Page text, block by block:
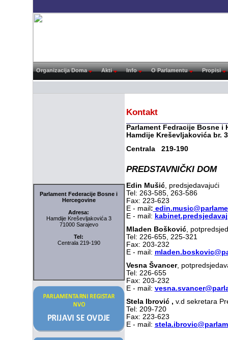
Organizacija Doma Akti Info O Parlamentu Propisi
Parlament Federacije Bosne i
Hercegovine
Adresa:
Hamdije Kreševljakovića 3
71000 Sarajevo
Tel:
Centrala 219-190
Kontakt
Parlament Fedracije Bosne i
Hamdije Kreševljakovića br.
Centrala 219-190
PREDSTAVNIČKI DOM
Edin Mušić, predsjedavajući
Tel: 263-585, 263-586
Fax: 223-623
E - mail :
E - mail:
Mladen Bošković,
Tel: 226-655, 225-321
Fax: 203-232
E - mail:
Vesna Švancer,
Tel: 226-655
Fax: 203-232
E - mail:
Stela Ibrović , v.d sekretara
Tel: 209-720
Fax: 223-623
E - mail: